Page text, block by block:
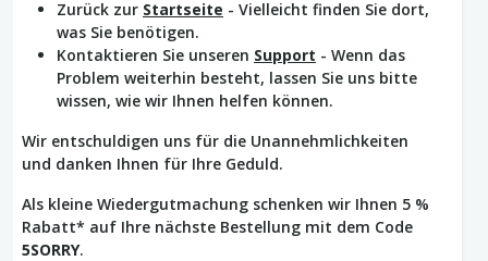
Zurück zur Startseite - Vielleicht finden Sie dort,
was Sie benötigen.
Kontaktieren Sie unseren Support - Wenn das
Problem weiterhin besteht, lassen Sie uns bitte
wissen, wie wir Ihnen helfen können.
Wir entschuldigen uns für die Unannehmlichkeiten
und danken Ihnen für Ihre Geduld.
Als kleine Wiedergutmachung schenken wir Ihnen 5 %
Rabatt* auf Ihre nächste Bestellung mit dem Code
5SORRY.